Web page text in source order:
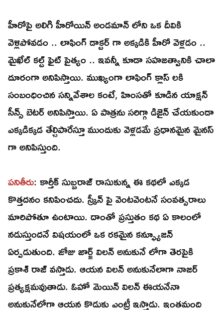
హీరోపై అలిగి హీరోయిన్ అండమాన్ లోని ఒక దీవికి
వెళ్లిపోవడం .. లాఫింగ్ డాక్టర్ గా అక్కడికి హీరో వెళ్లడం ..
మైఖేల్ కల్ట్ ఫైట్ పైత్యం .. ఇవన్నీ కూడా సహజత్వానికి చాలా
దూరంగా అనిపిస్తాయి. ముఖ్యంగా లాఫింగ్ క్లాస్ లకి
సంబంధించిన సన్నివేశాల కంటే, హింసతో కూడిన యాక్షన్
సీన్స్ బెటర్ అనిపిస్తాయి. ఏ పాత్రను సరిగ్గా డిజైన్ చేయకుండా
ఎక్కడిక్కడ తేల్చిపారేస్తూ ముందుకు వెళ్లడమే ప్రధానమైన మైనస్
గా అనిపిస్తుంది.
పనితీరు: కార్తీక్ సుబ్బరాజ్ రాసుకున్న ఈ కథలో ఎక్కడ
కొత్తదనం కనిపించదు. స్క్రీన్ పై వెంటవెంటనే సంవత్సరాలు
మారిపోతూ ఉంటాయి. దాంతో ప్రస్తుతం కథ ఏ కాలంలో
నడుస్తుందనే విషయంలో ఒక రకమైన కన్ఫ్యూజన్
ఏర్పడుతుంది. జోజు జార్జ్ విలన్ అనుకునే లోగా తెరపైకి
ప్రకాశ్ రాజ్ వస్తాడు. ఆయన విలన్ అనుకునేలాగా నాజర్
ప్రత్యక్షమవుతాడు. ఓహో మెయిన్ విలన్ ఈయనేనా
అనుకునేలోగా ఆయన కొడుకు ఎంట్రీ ఇస్తాడు. ఇంతమంది